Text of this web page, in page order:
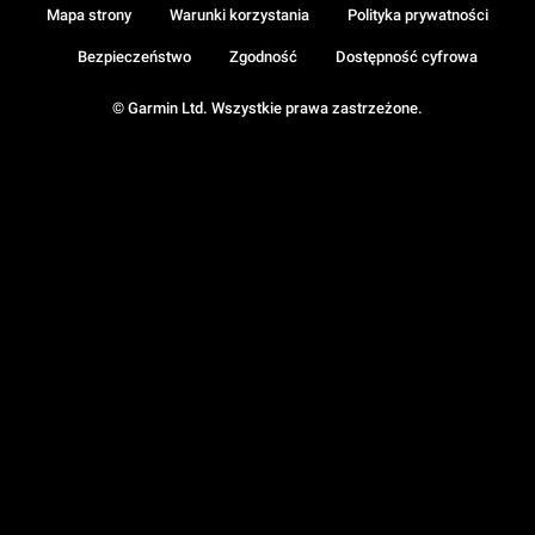
© Garmin Ltd. Wszystkie prawa zastrzeżone.
Mapa strony Warunki korzystania Polityka prywatności
Bezpieczeństwo Zgodność Dostępność cyfrowa